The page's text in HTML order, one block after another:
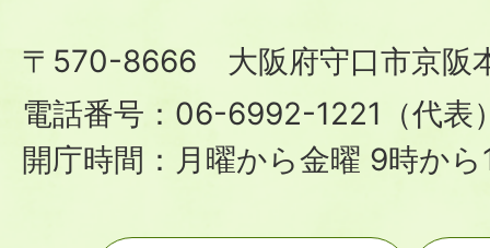
〒570-8666 大阪府守口市京阪
電話番号：06-6992-1221（代表
開庁時間：月曜から金曜 9時か